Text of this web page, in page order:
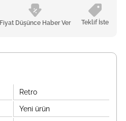
Fiyat Düşünce Haber Ver Teklif İste
Retro
Yeni ürün